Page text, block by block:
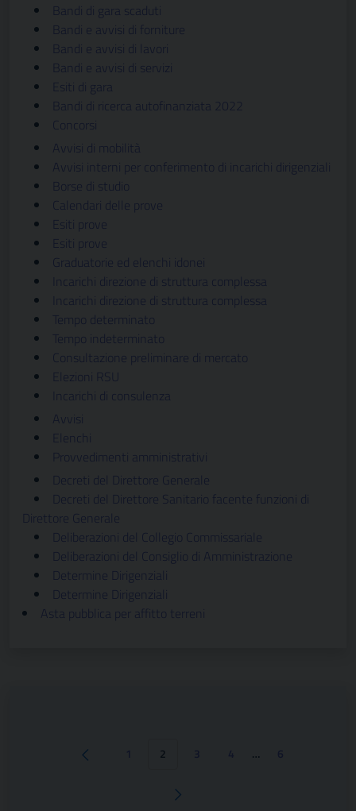
Bandi di gara scaduti
Bandi e avvisi di forniture
Bandi e avvisi di lavori
Bandi e avvisi di servizi
Esiti di gara
Bandi di ricerca autofinanziata 2022
Concorsi
Avvisi di mobilità
Avvisi interni per conferimento di incarichi dirigenziali
Borse di studio
Calendari delle prove
Esiti prove
Esiti prove
Graduatorie ed elenchi idonei
Incarichi direzione di struttura complessa
Incarichi direzione di struttura complessa
Tempo determinato
Tempo indeterminato
Consultazione preliminare di mercato
Elezioni RSU
Incarichi di consulenza
Avvisi
Elenchi
Provvedimenti amministrativi
Decreti del Direttore Generale
Decreti del Direttore Sanitario facente funzioni di
Direttore Generale
Deliberazioni del Collegio Commissariale
Deliberazioni del Consiglio di Amministrazione
Determine Dirigenziali
Determine Dirigenziali
Asta pubblica per affitto terreni
2 …
Pagina successiva